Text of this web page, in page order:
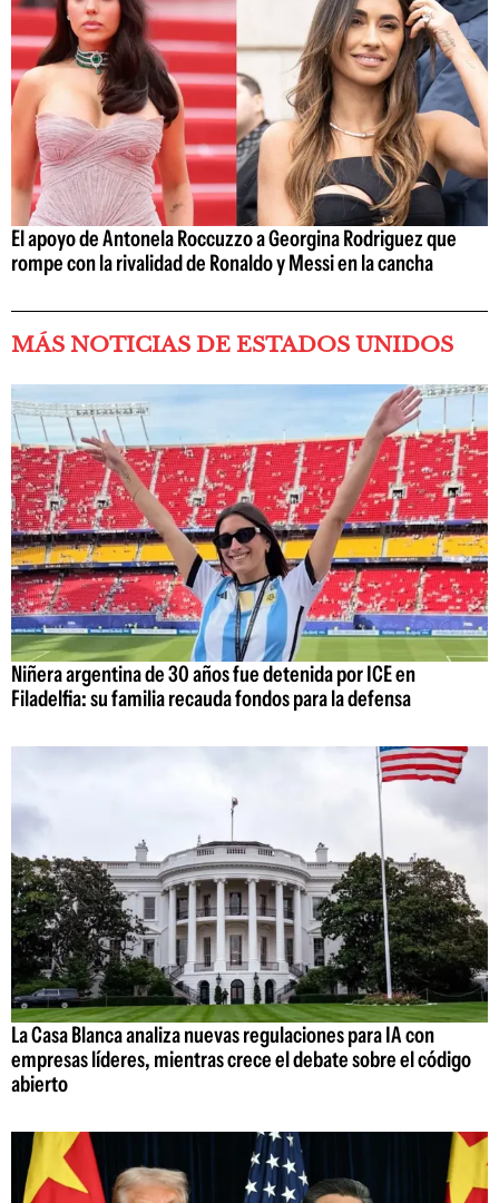
El apoyo de Antonela Roccuzzo a Georgina Rodriguez que
rompe con la rivalidad de Ronaldo y Messi en la cancha
MÁS NOTICIAS DE ESTADOS UNIDOS
Niñera argentina de 30 años fue detenida por ICE en
Filadelfia: su familia recauda fondos para la defensa
La Casa Blanca analiza nuevas regulaciones para IA con
empresas líderes, mientras crece el debate sobre el código
abierto